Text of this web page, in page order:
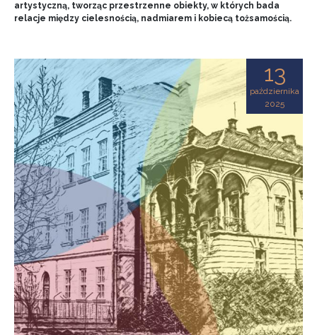
artystyczną, tworząc przestrzenne obiekty, w których bada
relacje między cielesnością, nadmiarem i kobiecą tożsamością.
13
października
2025